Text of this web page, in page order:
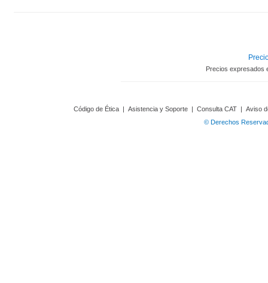
Precios expresados
Código de Ética | Asistencia y Soporte | Consulta CAT | Aviso
© Derechos